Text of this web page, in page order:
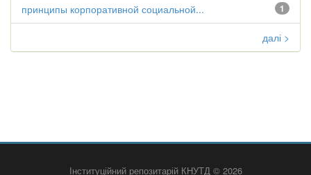
1
принципы корпоративной социальной...
далі >
Інституційний репозитарій КНУТД © 2026